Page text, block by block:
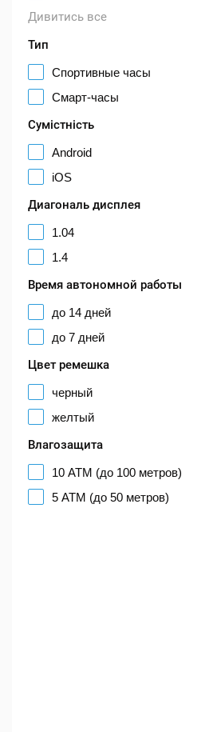
Дивитись все
Тип
Спортивные часы
Смарт-часы
Сумістність
Android
iOS
Диагональ дисплея
1.04
1.4
Время автономной работы
до 14 дней
до 7 дней
Цвет ремешка
черный
желтый
Влагозащита
10 ATM (до 100 метров)
5 ATM (до 50 метров)